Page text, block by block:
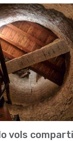
vols